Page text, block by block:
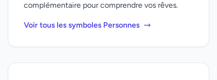
complémentaire pour comprendre vos rêves.
Voir tous les symboles Personnes